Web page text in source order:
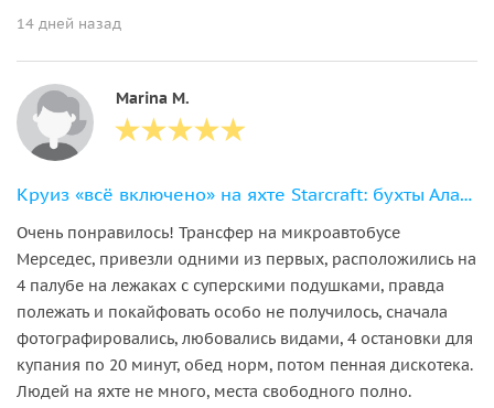
14 дней назад
Marina M.
Круиз «всё включено» на яхте Starcraft: бухты Аланьи, обед и напитки
Очень понравилось! Трансфер на микроавтобусе
Мерседес, привезли одними из первых, расположились на
4 палубе на лежаках с суперскими подушками, правда
полежать и покайфовать особо не получилось, сначала
фотографировались, любовались видами, 4 остановки для
купания по 20 минут, обед норм, потом пенная дискотека.
Людей на яхте не много, места свободного полно.